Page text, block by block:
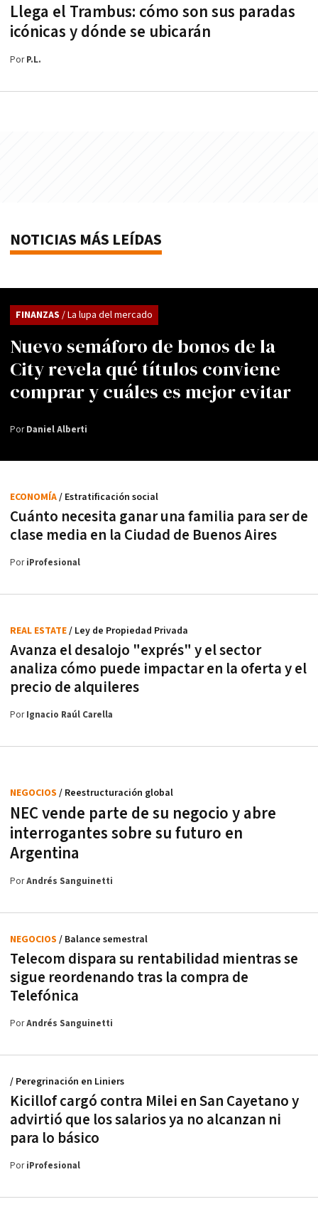
Llega el Trambus: cómo son sus paradas
icónicas y dónde se ubicarán
PorP.L.
NOTICIAS MÁS LEÍDAS
Nuevo semáforo de bonos de la
City revela qué títulos conviene
comprar y cuáles es mejor evitar
FINANZAS / La lupa del mercado
PorDaniel Alberti
Cuánto necesita ganar una familia para ser de
clase media en la Ciudad de Buenos Aires
ECONOMÍA/ Estratificación social
PoriProfesional
Avanza el desalojo "exprés" y el sector
analiza cómo puede impactar en la oferta y el
precio de alquileres
REAL ESTATE/ Ley de Propiedad Privada
PorIgnacio Raúl Carella
NEC vende parte de su negocio y abre
interrogantes sobre su futuro en
Argentina
NEGOCIOS / Reestructuración global
PorAndrés Sanguinetti
Telecom dispara su rentabilidad mientras se
sigue reordenando tras la compra de
Telefónica
NEGOCIOS / Balance semestral
PorAndrés Sanguinetti
Kicillof cargó contra Milei en San Cayetano y
advirtió que los salarios ya no alcanzan ni
para lo básico
/ Peregrinación en Liniers
PoriProfesional